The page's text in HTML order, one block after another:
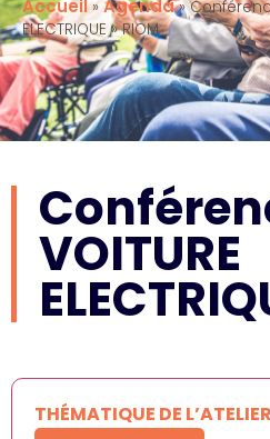
Accueil»Agenda»
ELECTRIQUE » RIOM
VOITURE
THÉMATIQUE DE